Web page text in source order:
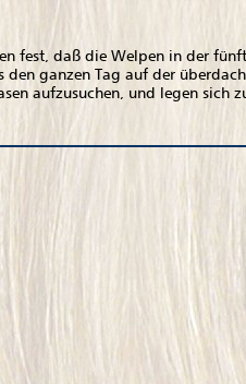
fest, daß die Welpen in der
ganzen Tag auf der
aufzusuchen, und legen sich